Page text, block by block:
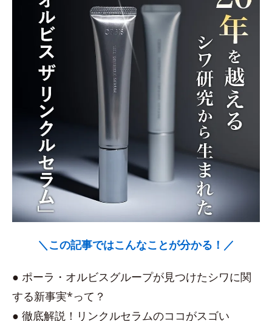
＼この記事ではこんなことが分かる！／
● ポーラ・オルビスグループが見つけたシワに関
する新事実*って？
● 徹底解説！リンクルセラムのココがスゴい